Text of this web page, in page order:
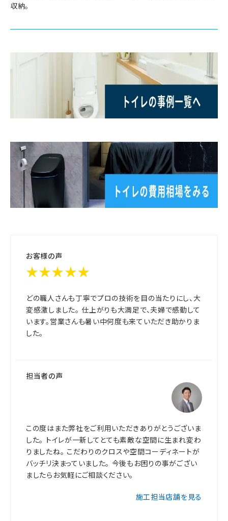
収納。
お客様の声
★★★★★
どの職人さんも丁寧でプロの技術を目の当たりにし、大
変感激しました。 仕上がりも大満足で、夫婦で感動して
います。営業さんも暑い中何度も来ていただき助かりま
した。
担当者の声
この度はまた弊社をご利用いただきありがとうございま
した。 トイレが一新してとても素敵な空間に生まれ変わ
りましたね。 こだわりのクロスや空間コーディネートが
バッチリ決まっていました。 今後もお困りの事がござい
ましたらお気軽にご相談ください。
施工担当店舗を見る